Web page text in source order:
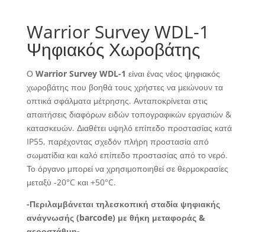
Warrior Survey WDL-1
Ψηφιακός Χωροβάτης
Ο Warrior Survey WDL-1 είναι ένας νέος ψηφιακός
χωροβάτης που βοηθά τους χρήστες να μειώνουν τα
οπτικά σφάλματα μέτρησης. Ανταποκρίνεται στις
απαιτήσεις διαφόρων ειδών τοπογραφικών εργασιών &
κατασκευών. Διαθέτει υψηλό επίπεδο προστασίας κατά
IP55, παρέχοντας σχεδόν πλήρη προστασία από
σωματίδια και καλό επίπεδο προστασίας από το νερό.
Το όργανο μπορεί να χρησιμοποιηθεί σε θερμοκρασίες
μεταξύ -20°C και +50°C.
-Περιλαμβάνεται τηλεσκοπική σταδία ψηφιακής
ανάγνωσής (barcode) με θήκη μεταφοράς &